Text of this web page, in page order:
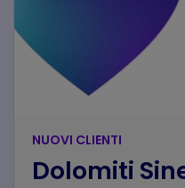
NUOVI CLIENTI
Dolomiti